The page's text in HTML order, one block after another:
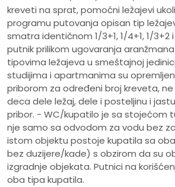
kreveti na sprat, pomoćni ležajevi
programu putovanja opisan tip
smatra identičnom 1/3+1, 1/4+1, 1/
putnik prilikom ugovaranja
tipovima ležajeva u smeštajnoj
studijima i apartmanima su
priborom za određeni broj kreveta, ne
deca dele ležaj, dele i posteljinu i
pribor. - WC/kupatilo je sa stojećom
nje samo sa odvodom za vodu bez
istom objektu postoje kupatila sa
bez duzijere/kade) s obzirom da su
izgradnje objekata. Putnici na
oba tipa kupatila.